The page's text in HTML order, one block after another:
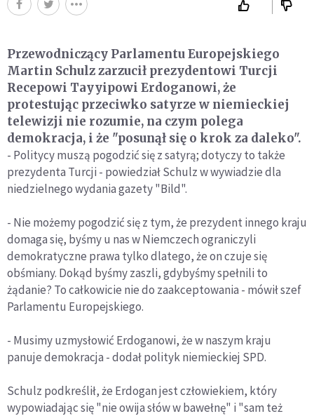
Przewodniczący Parlamentu Europejskiego
Martin Schulz zarzucił prezydentowi Turcji
Recepowi Tayyipowi Erdoganowi, że
protestując przeciwko satyrze w niemieckiej
telewizji nie rozumie, na czym polega
demokracja, i że "posunął się o krok za daleko".
- Politycy muszą pogodzić się z satyrą; dotyczy to także
prezydenta Turcji - powiedział Schulz w wywiadzie dla
niedzielnego wydania gazety "Bild".
- Nie możemy pogodzić się z tym, że prezydent innego kraju
domaga się, byśmy u nas w Niemczech ograniczyli
demokratyczne prawa tylko dlatego, że on czuje się
obśmiany. Dokąd byśmy zaszli, gdybyśmy spełnili to
żądanie? To całkowicie nie do zaakceptowania - mówił szef
Parlamentu Europejskiego.
- Musimy uzmysłowić Erdoganowi, że w naszym kraju
panuje demokracja - dodał polityk niemieckiej SPD.
Schulz podkreślił, że Erdogan jest człowiekiem, który
wypowiadając się "nie owija słów w bawełnę" i "sam też